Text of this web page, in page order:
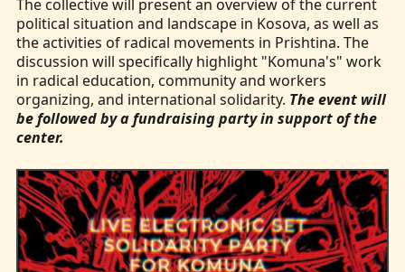
The collective will present an overview of the current
political situation and landscape in Kosova, as well as
the activities of radical movements in Prishtina. The
discussion will specifically highlight "Komuna's" work
in radical education, community and workers
organizing, and international solidarity. The event will
be followed by a fundraising party in support of the
center.